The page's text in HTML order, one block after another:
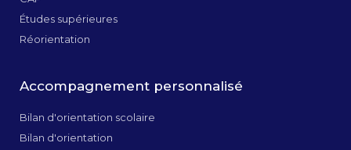
Études supérieures
Réorientation
Accompagnement personnalisé
Bilan d'orientation scolaire
Bilan d'orientation